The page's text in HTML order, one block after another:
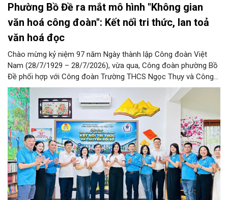
Phường Bồ Đề ra mắt mô hình "Không gian
văn hoá công đoàn": Kết nối tri thức, lan toả
văn hoá đọc
Chào mừng kỷ niệm 97 năm Ngày thành lập Công đoàn Việt
Nam (28/7/1929 – 28/7/2026), vừa qua, Công đoàn phường Bồ
Đề phối hợp với Công đoàn Trường THCS Ngọc Thụy và Công
đoàn Trường Tiểu học Ái Mộ B tổ chức Lễ ra mắt Mô hình
“Không gian văn hóa công đoàn”.